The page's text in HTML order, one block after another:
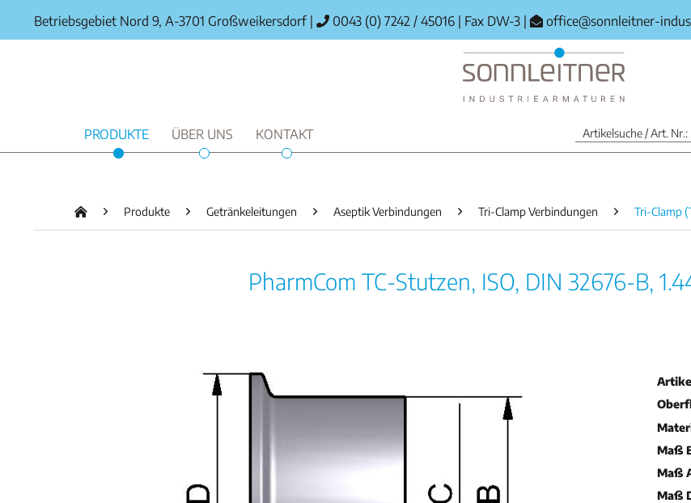
Betriebsgebiet Nord 9, A-3701 Großweikersdorf 0043 (0) 7242 / 45016 Fax DW-3 office@sonnleitner-
PRODUKTE ÜBER UNS KONTAKT
Produkte Getränkeleitungen Aseptik Verbindungen Tri-Clamp Verbindungen Tri-Clamp
PharmCom TC-Stutzen, ISO, DIN 32676-B,
Maß
Maß
Maß